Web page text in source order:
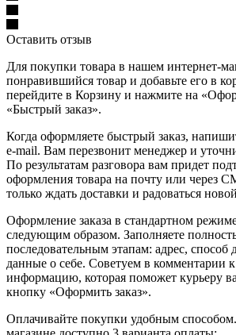
Оставить отзыв
Для покупки товара в нашем интернет-
понравившийся товар и добавьте его в
перейдите в Корзину и нажмите на
«Быстрый заказ».
Когда оформляете быстрый заказ,
e-mail. Вам перезвонит менеджер и
По результатам разговора вам придет
оформления товара на почту или через
только ждать доставки и радоваться
Оформление заказа в стандартном
следующим образом. Заполняете
последовательным этапам: адрес, способ
данные о себе. Советуем в комментарии к
информацию, которая поможет курьеру
кнопку «Оформить заказ».
Оплачивайте покупки удобным